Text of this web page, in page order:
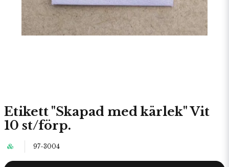
Etikett "Skapad med kärlek" Vit
10 st/förp.
97-3004